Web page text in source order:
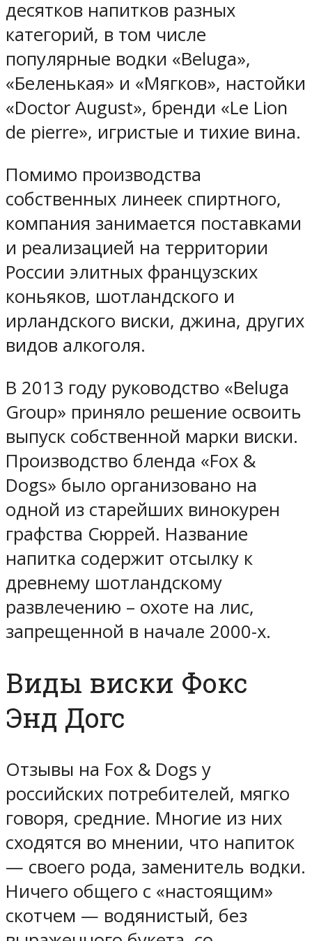
десятков напитков разных
категорий, в том числе
популярные водки «Beluga»,
«Беленькая» и «Мягков», настойки
«Doctor August», бренди «Le Lion
de pierre», игристые и тихие вина.
Помимо производства
собственных линеек спиртного,
компания занимается поставками
и реализацией на территории
России элитных французских
коньяков, шотландского и
ирландского виски, джина, других
видов алкоголя.
В 2013 году руководство «Beluga
Group» приняло решение освоить
выпуск собственной марки виски.
Производство бленда «Fox &
Dogs» было организовано на
одной из старейших винокурен
графства Сюррей. Название
напитка содержит отсылку к
древнему шотландскому
развлечению – охоте на лис,
запрещенной в начале 2000-х.
Виды виски Фокс
Энд Догс
Отзывы на Fox & Dogs у
российских потребителей, мягко
говоря, средние. Многие из них
сходятся во мнении, что напиток
— своего рода, заменитель водки.
Ничего общего с «настоящим»
скотчем — водянистый, без